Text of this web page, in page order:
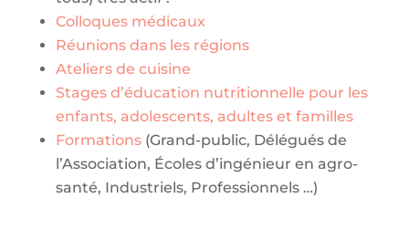
Colloques médicaux
Réunions dans les régions
Ateliers de cuisine
Stages d’éducation nutritionnelle pour les
enfants, adolescents, adultes et familles
Formations (Grand-public, Délégués de
l’Association, Écoles d’ingénieur en agro-
santé, Industriels, Professionnels …)